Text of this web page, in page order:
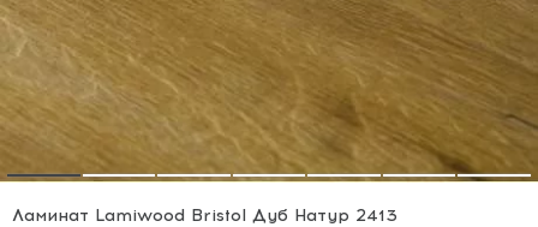
Ламинат Lamiwood Bristol Дуб Натур 2413